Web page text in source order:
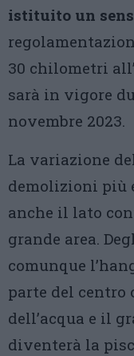
istituito un
30 chilometri
sarà in vigore
novembre 2023.
La variazione
demolizioni più
anche il lato
grande area.
comunque
parte del centro
dell’acqua e il
diventerà la